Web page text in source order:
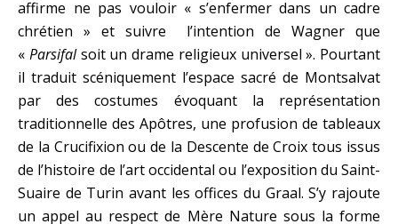
affirme ne pas vouloir « s’enfermer dans un cadre
chrétien » et suivre l’intention de Wagner que
« Parsifalsoit un drame religieux universel ». Pourtant
il traduit scéniquement l’espace sacré de Montsalvat
par des costumes évoquant la représentation
traditionnelle des Apôtres, une profusion de tableaux
de la Crucifixion ou de la Descente de Croix tous issus
de l’histoire de l’art occidental ou l’exposition du Saint-
Suaire de Turin avant les offices du Graal. S’y rajoute
un appel au respect de Mère Nature sous la forme